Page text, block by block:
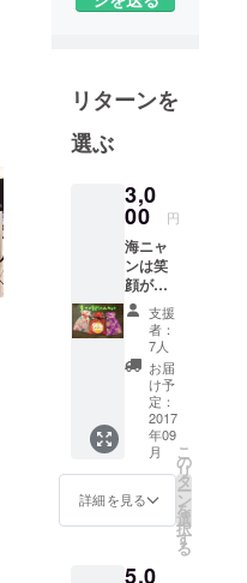
リターンを
選ぶ
3,0
00 円
海ニャ
ンは笑
顔が大
好き♡
お菓子
の魅力
も知っ
てる海
ニャン
が配る
飴ちゃ
んはみ
んなを
幸せに
してく
れま
んちゃ
支援
者：
7人
お届
け予
定：
2017
年09
月
詳細を見る
こ
の
リ
タ
ー
ン
を
選
択
す
る
5,0